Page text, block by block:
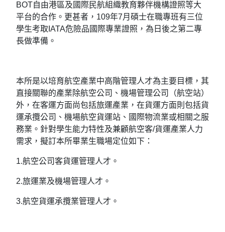
BOT自由港區及國際民航組織教育夥伴機構證照等大
平台的合作。更甚者，109年7月碩士在職專班有三位
學生考取IATA危險品國際專業證照，為日後之第二專
長做準備。
本所是以培育航空產業中高階管理人才為主要目標，其
直接關聯的產業除航空公司、機場管理公司（航空站）
外，在客運方面尚包括旅運產業，在貨運方面則包括貨
運承攬公司、機場航空貨運站、國際物流業或相關之服
務業。針對學生能力特性及兼顧航空客/貨運產業人力
需求，擬訂本所畢業生職場定位如下：
1.航空公司客貨運管理人才。
2.旅運業及機場管理人才。
3.航空貨運承攬業管理人才。